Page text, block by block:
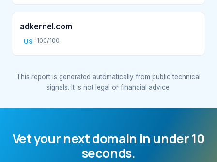
adkernel.com
US 100/100
This report is generated automatically from public technical
signals. It is not legal or financial advice.
Vet your next domain in under 10
seconds.